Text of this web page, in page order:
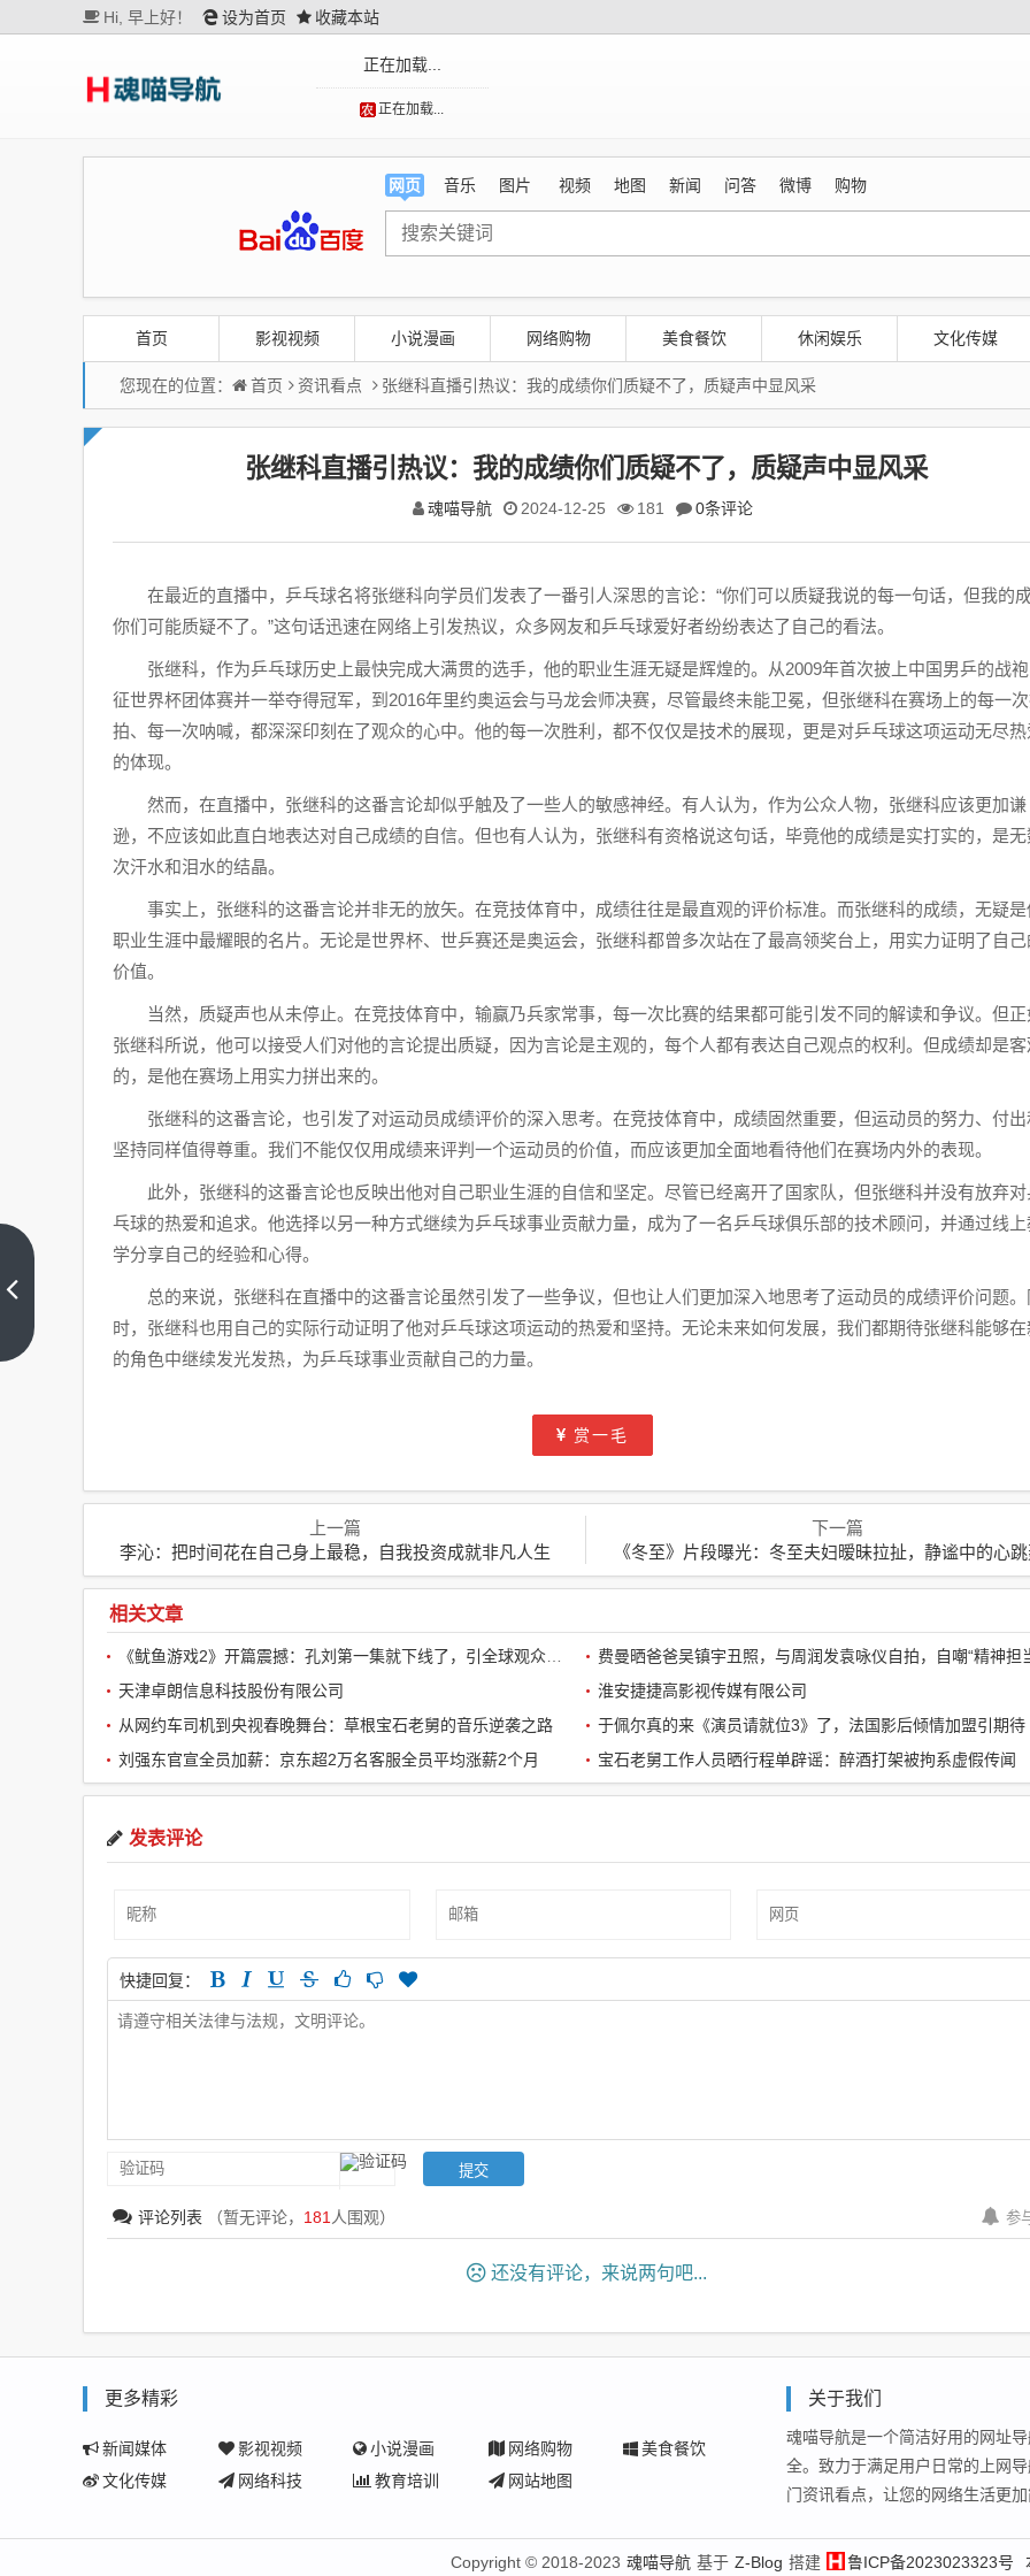
Hi, 早上好！ 设为首页 收藏本站
正在加载...
正在加载...
网页 音乐 图片 视频 地图 新闻 问答 微博 购物
首页 影视视频 小说漫画 网络购物 美食餐饮 休闲娱乐 文化传媒
您现在的位置： 首页 资讯看点 张继科直播引热议：我的成绩你们质疑不了，质疑声中显风采
张继科直播引热议：我的成绩你们质疑不了，质疑声中显风采
魂喵导航 2024-12-25 181 0条评论
在最近的直播中，乒乓球名将张继科向学员们发表了一番引人深思的言论：“你们可以质疑我说的每一句话，但我的
你们可能质疑不了。”这句话迅速在网络上引发热议，众多网友和乒乓球爱好者纷纷表达了自己的看法。
张继科，作为乒乓球历史上最快完成大满贯的选手，他的职业生涯无疑是辉煌的。从2009年首次披上中国男乒的战
征世界杯团体赛并一举夺得冠军，到2016年里约奥运会与马龙会师决赛，尽管最终未能卫冕，但张继科在赛场上的每一
拍、每一次呐喊，都深深印刻在了观众的心中。他的每一次胜利，都不仅仅是技术的展现，更是对乒乓球这项运动无尽热
的体现。
然而，在直播中，张继科的这番言论却似乎触及了一些人的敏感神经。有人认为，作为公众人物，张继科应该更加谦
逊，不应该如此直白地表达对自己成绩的自信。但也有人认为，张继科有资格说这句话，毕竟他的成绩是实打实的，是无
次汗水和泪水的结晶。
事实上，张继科的这番言论并非无的放矢。在竞技体育中，成绩往往是最直观的评价标准。而张继科的成绩，无疑是
职业生涯中最耀眼的名片。无论是世界杯、世乒赛还是奥运会，张继科都曾多次站在了最高领奖台上，用实力证明了自己
价值。
当然，质疑声也从未停止。在竞技体育中，输赢乃兵家常事，每一次比赛的结果都可能引发不同的解读和争议。但正
张继科所说，他可以接受人们对他的言论提出质疑，因为言论是主观的，每个人都有表达自己观点的权利。但成绩却是客
的，是他在赛场上用实力拼出来的。
张继科的这番言论，也引发了对运动员成绩评价的深入思考。在竞技体育中，成绩固然重要，但运动员的努力、付出
坚持同样值得尊重。我们不能仅仅用成绩来评判一个运动员的价值，而应该更加全面地看待他们在赛场内外的表现。
此外，张继科的这番言论也反映出他对自己职业生涯的自信和坚定。尽管已经离开了国家队，但张继科并没有放弃对
乓球的热爱和追求。他选择以另一种方式继续为乒乓球事业贡献力量，成为了一名乒乓球俱乐部的技术顾问，并通过线上
学分享自己的经验和心得。
总的来说，张继科在直播中的这番言论虽然引发了一些争议，但也让人们更加深入地思考了运动员的成绩评价问题。
时，张继科也用自己的实际行动证明了他对乒乓球这项运动的热爱和坚持。无论未来如何发展，我们都期待张继科能够在
的角色中继续发光发热，为乒乓球事业贡献自己的力量。
赏一毛
上一篇
李沁：把时间花在自己身上最稳，自我投资成就非凡人生
下一篇
《冬至》片段曝光：冬至夫妇暧昧拉扯，静谧中的心
成就
相关文章
费曼晒爸爸吴镇宇丑照，与周润发袁咏仪自拍，自嘲“精神担
天津卓朗信息科技股份有限公司
淮安捷捷高影视传媒有限公司
从网约车司机到央视春晚舞台：草根宝石老舅的音乐逆袭之路
于佩尔真的来《演员请就位3》了，法国影后倾情加盟引期待
刘强东官宣全员加薪：京东超2万名客服全员平均涨薪2个月
宝石老舅工作人员晒行程单辟谣：醉酒打架被拘系虚假传闻
发表评论
快捷回复：
评论列表 （暂无评论， 181 人围观） 参
还没有评论，来说两句吧...
更多精彩
新闻媒体 影视视频 小说漫画 网络购物
美食餐饮
文化传媒
网络科技 教育培训 网站地图
关于我们
魂喵导航是一个简洁好用的网址
全。致力于满足用户日常的上网
门资讯看点，让您的网络生活更加
Copyright © 2018-2023 魂喵导航 基于 Z-Blog 搭建 鲁ICP备2023023323号